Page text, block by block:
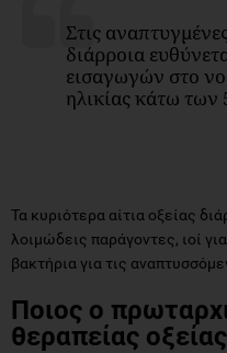
Στις
διάρροια
εισαγωγών στο
ηλικίας κάτω των
Τα κυριότερα αίτια οξείας
λοιμώδεις παράγοντες, ιοί
βακτήρια για τις
Ποιος ο
θεραπείας